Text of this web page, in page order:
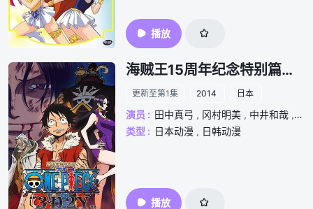
播放
海贼王15周年纪念特别篇——幻之篇章「3D2Y 跨越艾斯之死！与路飞伙伴的誓言」
更新至第1集 2014 日本
演员 : 田中真弓 , 冈村明美 , 中井和哉 , 山
类型 : 日本动漫 , 日韩动漫
播放